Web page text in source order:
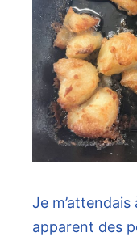
Je
apparent des